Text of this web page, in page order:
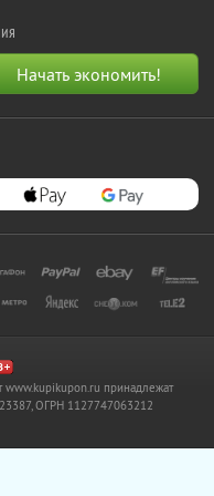
www.kupikupon.ru принадлежат
ОГРН 1127747063212